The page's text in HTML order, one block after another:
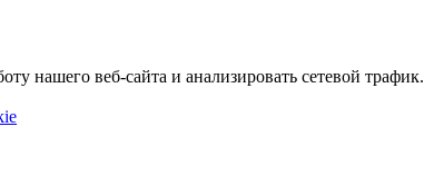
нашего веб-сайта и анализировать сетевой трафик.